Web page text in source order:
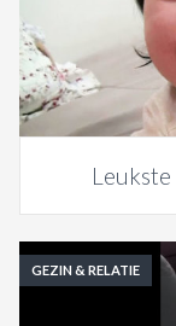
GEZIN & RELATIE